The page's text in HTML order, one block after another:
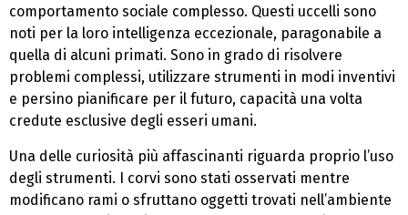
comportamento sociale complesso. Questi uccelli sono
noti per la loro intelligenza eccezionale, paragonabile a
quella di alcuni primati. Sono in grado di risolvere
problemi complessi, utilizzare strumenti in modi inventivi
e persino pianificare per il futuro, capacità una volta
credute esclusive degli esseri umani.
Una delle curiosità più affascinanti riguarda proprio l’uso
degli strumenti. I corvi sono stati osservati mentre
modificano rami o sfruttano oggetti trovati nell’ambiente